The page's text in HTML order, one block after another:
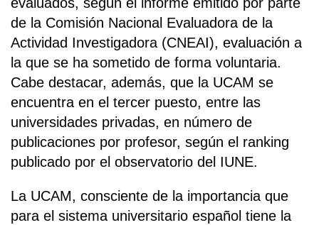
de la Comisión Nacional Evaluadora de la
Actividad Investigadora (CNEAI), evaluación a
la que se ha sometido de forma voluntaria.
Cabe destacar, además, que la UCAM se
encuentra en el tercer puesto, entre las
universidades privadas, en número de
publicaciones por profesor, según el ranking
publicado por el observatorio del IUNE.
La UCAM, consciente de la importancia que
para el sistema universitario español tiene la